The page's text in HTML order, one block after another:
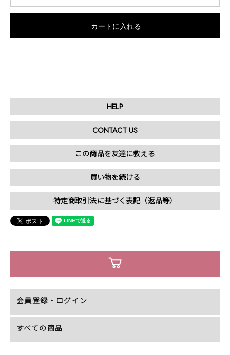
HELP
CONTACT US
この商品を友達に教える
買い物を続ける
特定商取引法に基づく表記（返品等）
会員登録・ログイン
すべての商品